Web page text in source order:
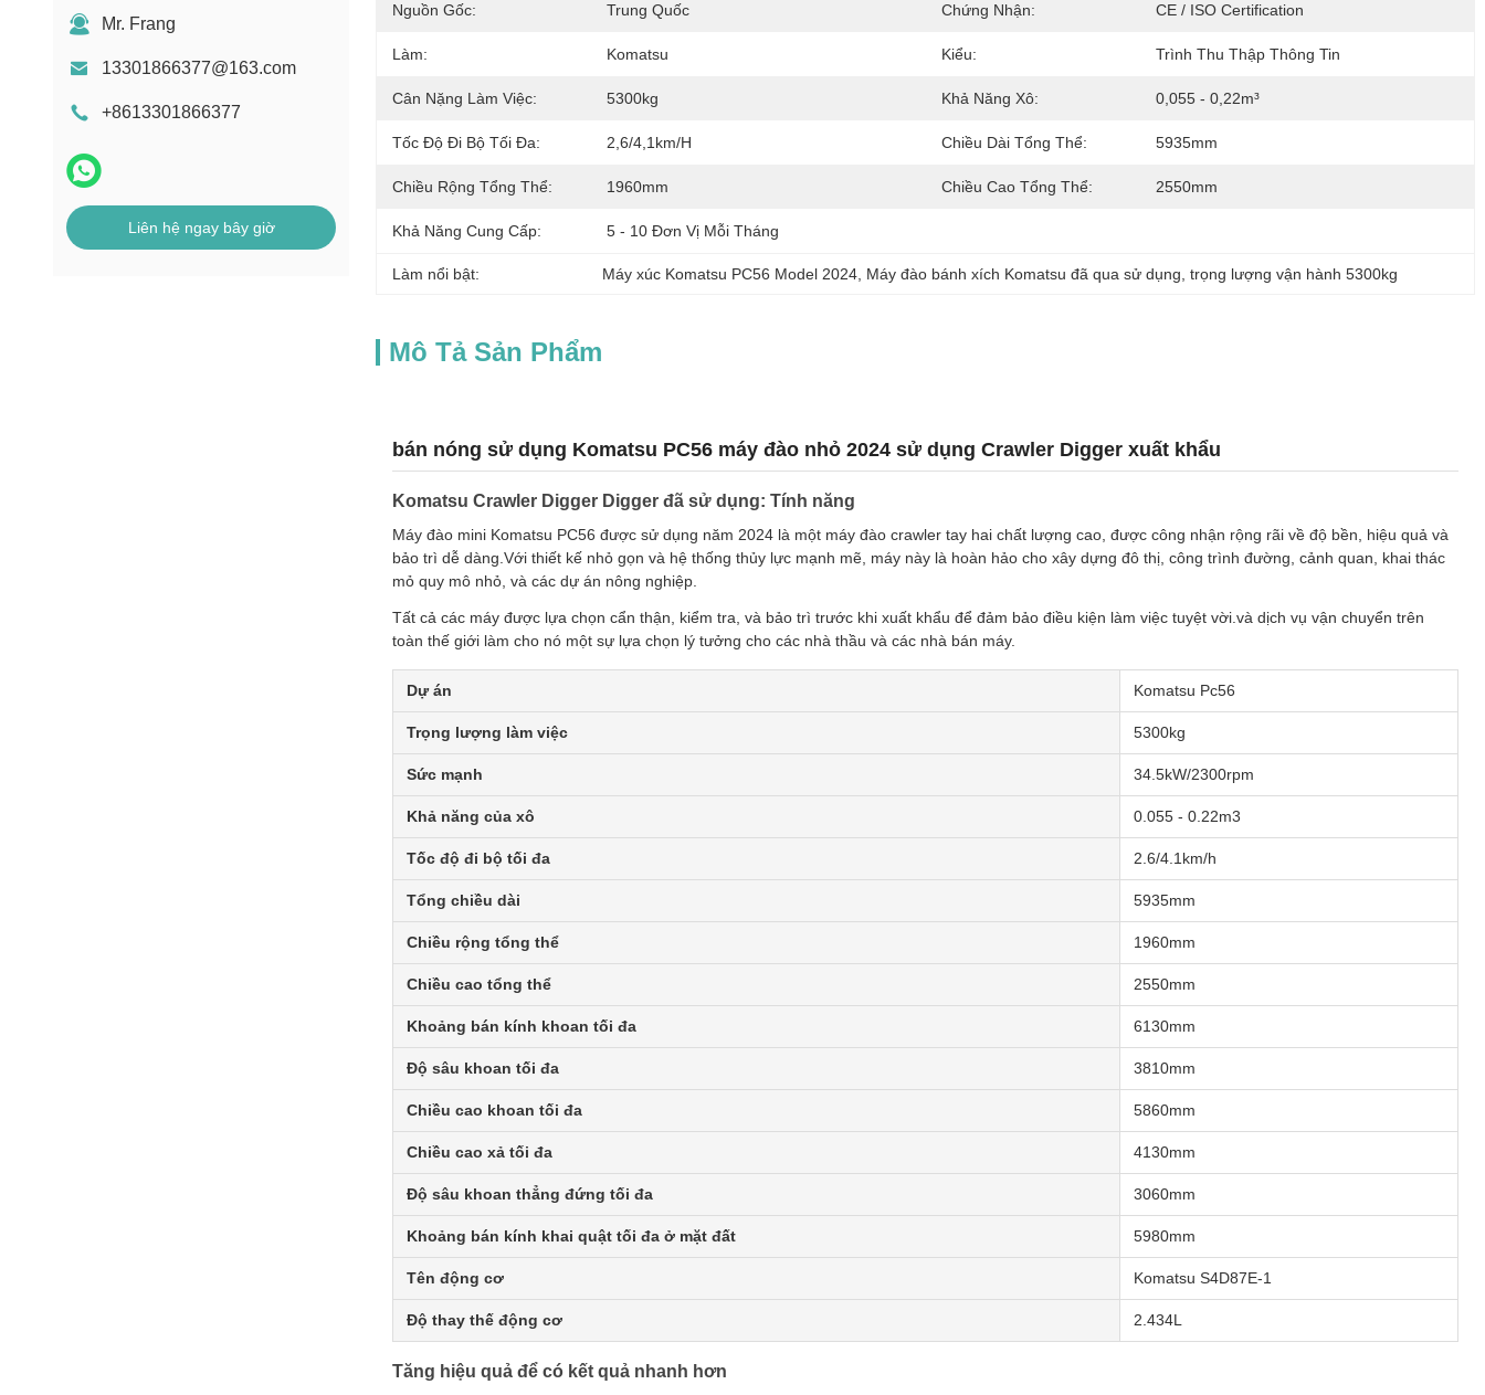
Mr. Frang
13301866377@163.com
+8613301866377
Liên hệ ngay bây giờ
Nguồn Gốc: Trung Quốc Chứng Nhận: CE / ISO Certification
Làm: Komatsu Kiểu: Trình Thu Thập Thông Tin
Cân Nặng Làm Việc: 5300kg Khả Năng Xô: 0,055 - 0,22m³
Tốc Độ Đi Bộ Tối Đa: 2,6/4,1km/h Chiều Dài Tổng Thể: 5935mm
Chiều Rộng Tổng Thể: 1960mm Chiều Cao Tổng Thể: 2550mm
Khả Năng Cung Cấp: 5 - 10 Đơn Vị Mỗi Tháng
Làm nổi bật: Máy xúc Komatsu PC56 Model 2024, Máy đào bánh xích Komatsu đã qua sử dụng trọng lượng vận hành 5300kg
Mô Tả Sản Phẩm
bán nóng sử dụng Komatsu PC56 máy đào nhỏ 2024 sử dụng Crawler Digger xuất khẩu
Komatsu Crawler Digger Digger đã sử dụng: Tính năng
Máy đào mini Komatsu PC56 được sử dụng năm 2024 là một máy đào crawler tay hai chất lượng cao, được công nhận rộng rãi về độ bền, hiệu quả và
bảo trì dễ dàng.Với thiết kế nhỏ gọn và hệ thống thủy lực mạnh mẽ, máy này là hoàn hảo cho xây dựng đô thị, công trình đường, cảnh quan, khai thác
mỏ quy mô nhỏ, và các dự án nông nghiệp.
Tất cả các máy được lựa chọn cẩn thận, kiểm tra, và bảo trì trước khi xuất khẩu để đảm bảo điều kiện làm việc tuyệt vời.và dịch vụ vận chuyển trên
toàn thế giới làm cho nó một sự lựa chọn lý tưởng cho các nhà thầu và các nhà bán máy.
Dự án Komatsu Pc56
Trọng lượng làm việc 5300kg
Sức mạnh 34.5kW/2300rpm
Khả năng của xô 0.055 - 0.22m3
Tốc độ đi bộ tối đa 2.6/4.1km/h
Tổng chiều dài 5935mm
Chiều rộng tổng thể 1960mm
Chiều cao tổng thể 2550mm
Khoảng bán kính khoan tối đa 6130mm
Độ sâu khoan tối đa 3810mm
Chiều cao khoan tối đa 5860mm
Chiều cao xả tối đa 4130mm
Độ sâu khoan thẳng đứng tối đa 3060mm
Khoảng bán kính khai quật tối đa ở mặt đất 5980mm
Tên động cơ Komatsu S4D87E-1
Độ thay thế động cơ 2.434L
Tăng hiệu quả để có kết quả nhanh hơn